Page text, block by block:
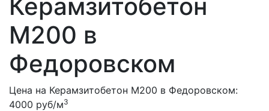
Керамзитобетон
М200 в
Федоровском
Цена на Керамзитобетон М200 в Федоровском:
4000 руб/м3